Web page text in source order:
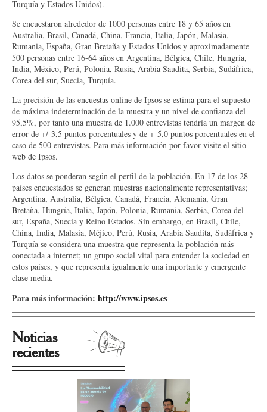
Turquía y Estados Unidos).
Se encuestaron alrededor de 1000 personas entre 18 y 65 años en
Australia, Brasil, Canadá, China, Francia, Italia, Japón, Malasia,
Rumania, España, Gran Bretaña y Estados Unidos y aproximadamente
500 personas entre 16-64 años en Argentina, Bélgica, Chile, Hungría,
India, México, Perú, Polonia, Rusia, Arabia Saudita, Serbia, Sudáfrica,
Corea del sur, Suecia, Turquía.
La precisión de las encuestas online de Ipsos se estima para el supuesto
de máxima indeterminación de la muestra y un nivel de confianza del
95,5%, por tanto una muestra de 1.000 entrevistas tendría un margen de
error de +/-3,5 puntos porcentuales y de +-5,0 puntos porcentuales en el
caso de 500 entrevistas. Para más información por favor visite el sitio
web de Ipsos.
Los datos se ponderan según el perfil de la población. En 17 de los 28
países encuestados se generan muestras nacionalmente representativas;
Argentina, Australia, Bélgica, Canadá, Francia, Alemania, Gran
Bretaña, Hungría, Italia, Japón, Polonia, Rumania, Serbia, Corea del
sur, España, Suecia y Reino Estados. Sin embargo, en Brasil, Chile,
China, India, Malasia, Méjico, Perú, Rusia, Arabia Saudita, Sudáfrica y
Turquía se considera una muestra que representa la población más
conectada a internet; un grupo social vital para entender la sociedad en
estos países, y que representa igualmente una importante y emergente
clase media.
Para más información: http://www.ipsos.es
Noticias
recientes